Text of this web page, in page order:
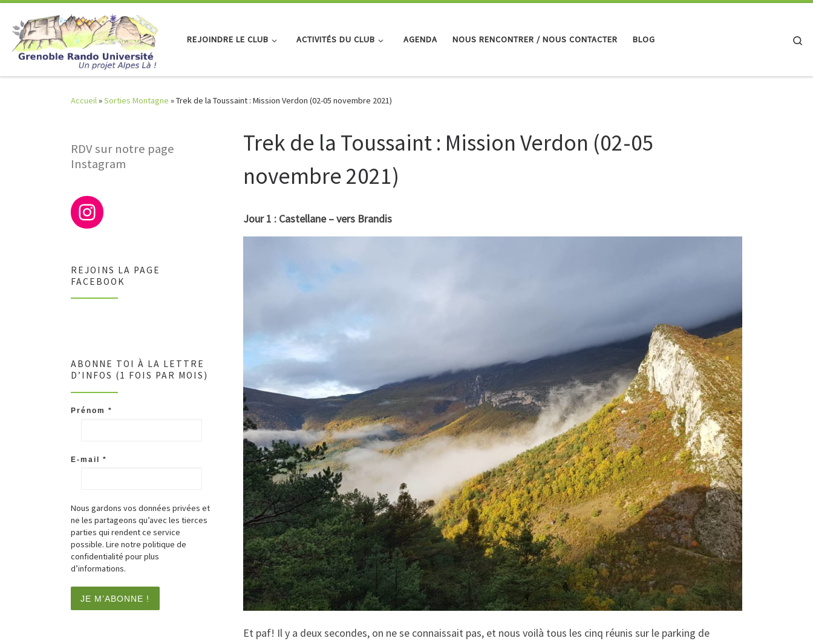
Skip to content
REJOINDRE LE CLUB ACTIVITÉS DU CLUB AGENDA NOUS RENCONTRER / NOUS CONTACTER BLOG
Accueil»Sorties Montagne »Trek de la Toussaint : Mission Verdon (02-05 novembre 2021)
Trek de la Toussaint : Mission Verdon (02-05
novembre 2021)
Jour 1 : Castellane – vers Brandis
Et paf! Il y a deux secondes, on ne se connaissait pas, et nous voilà tous les cinq réunis sur le parking de
RDV sur notre page
Instagram
REJOINS LA PAGE
FACEBOOK
ABONNE TOI À LA LETTRE
D’INFOS (1 FOIS PAR MOIS)
Prénom *
E-mail *
Nous gardons vos données privées et
ne les partageons qu’avec les tierces
parties qui rendent ce service
possible. Lire notre politique de
confidentialité pour plus
d’informations.